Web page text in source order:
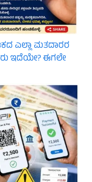
ಎಲ್ಲಾ ಮತದಾರರ
ಇದೆಯೇ? ಈಗಲೇ